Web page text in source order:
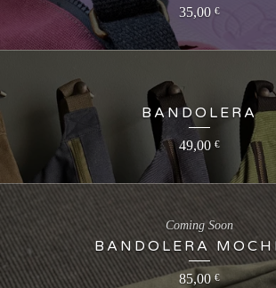
35,00 €
BANDOLERA
49,00 €
BANDOLERA
85,00€
Coming Soon